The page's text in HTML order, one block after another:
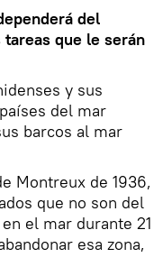
del
que le serán
y sus
del mar
barcos al mar
Montreux de 1936,
que no son del
el mar durante 21
esa zona,